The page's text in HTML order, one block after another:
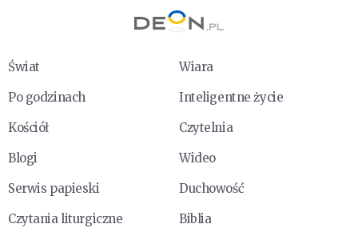
Świat
Wiara
Po godzinach
Inteligentne życie
Kościół
Czytelnia
Blogi
Wideo
Serwis papieski
Duchowość
Czytania liturgiczne
Biblia